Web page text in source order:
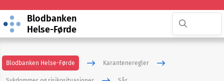
Blodbanken
Helse-Førde
Blodbanken Helse-Førde Karanteneregler